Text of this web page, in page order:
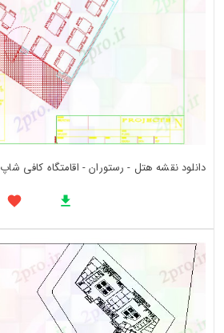
دانلود نقشه هتل - رستوران - اقامتگاه کافی شاپ 10 در 15 متر (کد58731)